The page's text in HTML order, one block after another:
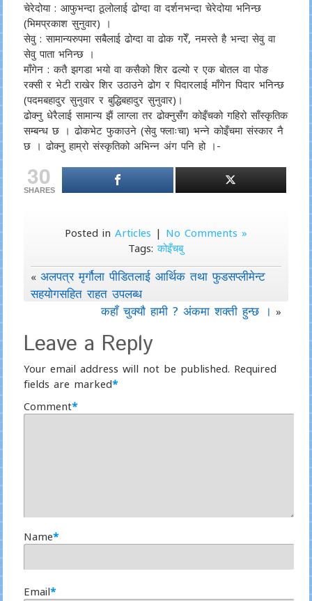
चेरेदोया : आफुभन्दा ठूलोलाई ढोग्दा वा दर्शनभन्दा चेरेदोया भनिन्छ
(भिमप्रकाश सुनुवार) ।
सेवु : सामान्यरुपमा सबैलाई ढोग्दा वा ढोक गरेँ, नमस्ते है भन्दा सेवु वा
सेवु पाता भनिन्छ ।
माँगेन : कतै झगडा भयो वा कसैको शिर ढल्यो र एक बोतल वा पोङ
रक्सी र भेटी राखेर शिर उठाउने ढोग र पिदारलाई माँगेन पिदार भनिन्छ
(पदमबहादुर सुनुवार र बुद्धिबहादुर सुनुवार)।
ढोक्नु धेरैलाई सामान्य झैं लाग्ला तर ढोक्नुसँग कोइँचको गहिरो साँस्कृतिक
सम्बन्ध छ । ढोकभेट फुकाउने (सेवु फ्लाःचा) भन्ने कोइँचमा संस्कार नै
छ । ढोक्नु हाम्रो संस्कृतिको अभिन्न अंग पनि हो ।-
30
SHARES
Posted in Articles | No Comments »
Tags:कोइँचबु
« अलपत्र मृर्गौला पीडितलाई आर्थिक तथा फुडसप्लीमेन्ट
सहयोगसहित राहत उपलब्ध
कहाँ चुक्याै‌ हामी ? अंकमा शक्ती हुन्छ । »
Leave a Reply
Your email address will not be published. Required
fields are marked*
Comment*
Name*
Email*